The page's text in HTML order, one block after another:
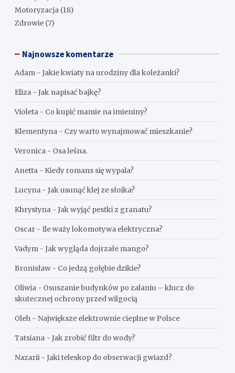
Motoryzacja (18)
Zdrowie (7)
Najnowsze komentarze
Adam -Jakie kwiaty na urodziny dla koleżanki?
Eliza -Jak napisać bajkę?
Violeta - Co kupić mamie na imieniny?
Klementyna - Czy warto wynajmować mieszkanie?
Veronica - Osa leśna.
Anetta - Kiedy romans się wypala?
Lucyna -Jak usunąć klej ze słoika?
Khrystyna -Jak wyjąć pestki z granatu?
Oscar -Ile waży lokomotywa elektryczna?
Vadym -Jak wygląda dojrzałe mango?
Bronisław - Co jedzą gołębie dzikie?
Oliwia - Osuszanie budynków po zalaniu – klucz do
skutecznej ochrony przed wilgocią
Oleh - Największe elektrownie cieplne w Polsce
Tatsiana -Jak zrobić filtr do wody?
Nazarii -Jaki teleskop do obserwacji gwiazd?